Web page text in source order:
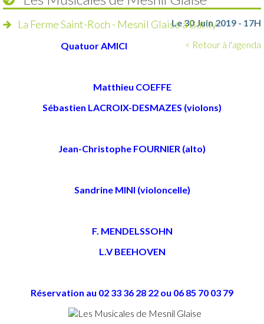
La Ferme Saint-Roch - Mesnil Glaise à BatilyLe 30 Juin 2019 - 17H
< Retour à l'agenda
Quatuor AMICI
Matthieu COEFFE
Sébastien LACROIX-DESMAZES (violons)
Jean-Christophe FOURNIER (alto)
Sandrine MINI (violoncelle)
F. MENDELSSOHN
L.V BEEHOVEN
Réservation au 02 33 36 28 22 ou 06 85 70 03 79